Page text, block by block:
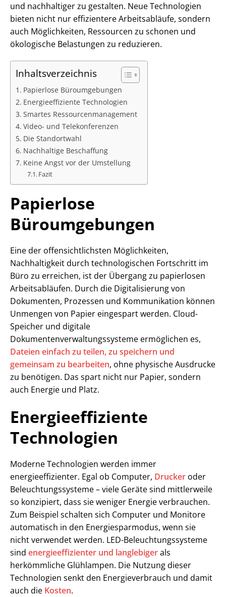
und nachhaltiger zu gestalten. Neue Technologien
bieten nicht nur effizientere Arbeitsabläufe, sondern
auch Möglichkeiten, Ressourcen zu schonen und
ökologische Belastungen zu reduzieren.
Inhaltsverzeichnis
Papierlose Büroumgebungen
Energieeffiziente Technologien
Smartes Ressourcenmanagement
Video- und Telekonferenzen
Die Standortwahl
Nachhaltige Beschaffung
Keine Angst vor der Umstellung
Fazit
Papierlose
Büroumgebungen
Eine der offensichtlichsten Möglichkeiten,
Nachhaltigkeit durch technologischen Fortschritt im
Büro zu erreichen, ist der Übergang zu papierlosen
Arbeitsabläufen. Durch die Digitalisierung von
Dokumenten, Prozessen und Kommunikation können
Unmengen von Papier eingespart werden. Cloud-
Speicher und digitale
Dokumentenverwaltungssysteme ermöglichen es,
Dateien einfach zu teilen, zu speichern und
gemeinsam zu bearbeiten, ohne physische Ausdrucke
zu benötigen. Das spart nicht nur Papier, sondern
auch Energie und Platz.
Energieeffiziente
Technologien
Moderne Technologien werden immer
energieeffizienter. Egal ob Computer, Drucker oder
Beleuchtungssysteme – viele Geräte sind mittlerweile
so konzipiert, dass sie weniger Energie verbrauchen.
Zum Beispiel schalten sich Computer und Monitore
automatisch in den Energiesparmodus, wenn sie
nicht verwendet werden. LED-Beleuchtungssysteme
sind energieeffizienter und langlebigerals
herkömmliche Glühlampen. Die Nutzung dieser
Technologien senkt den Energieverbrauch und damit
auch die Kosten.